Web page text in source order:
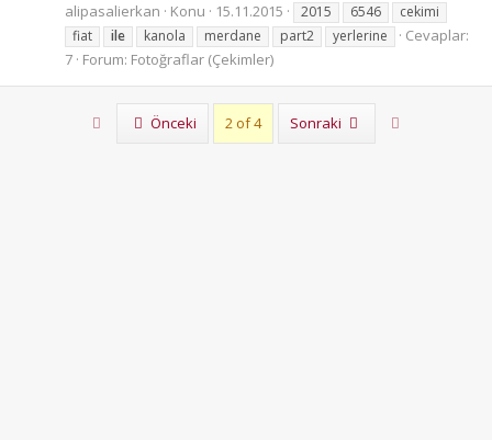
alipasalierkan
Konu 15.11.2015 2015 6546
cekimi
fiat
ile kanola merdane part2 yerlerine
Cevaplar:
7 Forum: Fotoğraflar (Çekimler)
Önceki 2 of 4 Sonraki